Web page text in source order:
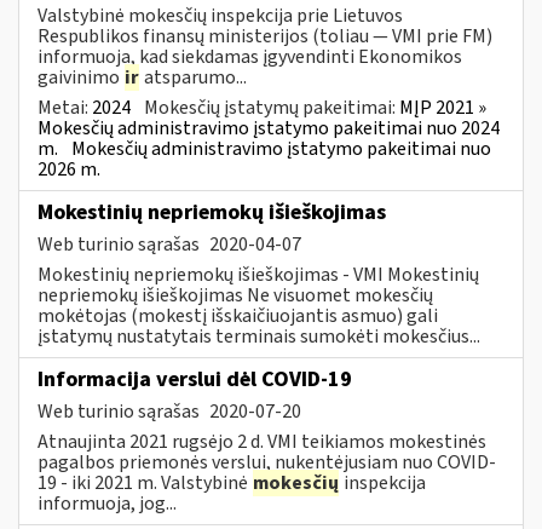
Valstybinė mokesčių inspekcija prie Lietuvos
Respublikos finansų ministerijos (toliau — VMI prie FM)
informuoja, kad siekdamas įgyvendinti Ekonomikos
gaivinimo iratsparumo...
Metai: 2024 Mokesčių įstatymų pakeitimai: MĮP 2021 »
Mokesčių administravimo įstatymo pakeitimai nuo 2024
m. Mokesčių administravimo įstatymo pakeitimai nuo
2026 m.
Mokestinių nepriemokų išieškojimas
Web turinio sąrašas 2020-04-07
Mokestinių nepriemokų išieškojimas - VMI Mokestinių
nepriemokų išieškojimas Ne visuomet mokesčių
mokėtojas (mokestį išskaičiuojantis asmuo) gali
įstatymų nustatytais terminais sumokėti mokesčius...
Informacija verslui dėl COVID-19
Web turinio sąrašas 2020-07-20
Atnaujinta 2021 rugsėjo 2 d. VMI teikiamos mokestinės
pagalbos priemonės verslui, nukentėjusiam nuo COVID-
19 - iki 2021 m. Valstybinė mokesčių inspekcija
informuoja, jog...